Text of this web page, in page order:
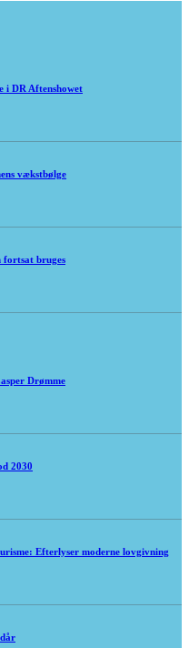
i DR Aftenshowet
vækstbølge
fortsat bruges
Drømme
2030
Efterlyser moderne lovgivning